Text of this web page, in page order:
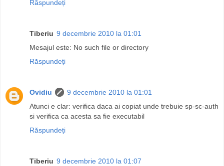
Răspundeți
Tiberiu 9 decembrie 2010 la 01:01
Mesajul este: No such file or directory
Răspundeți
Ovidiu
9 decembrie 2010 la 01:01
Atunci e clar: verifica daca ai copiat unde trebuie sp-sc-auth
si verifica ca acesta sa fie executabil
Răspundeți
Tiberiu 9 decembrie 2010 la 01:07